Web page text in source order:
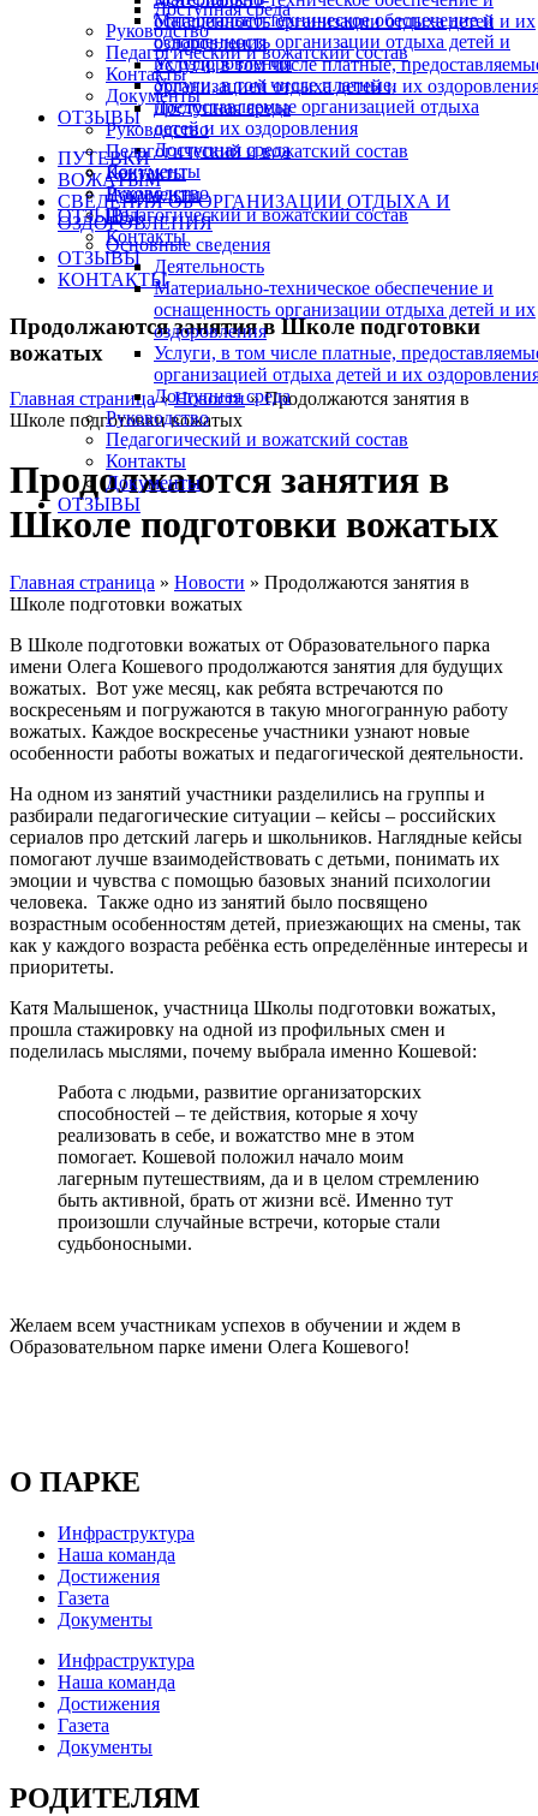
Доступная среда
Руководство
Педагогический и вожатский состав
Контакты
Документы
ОТЗЫВЫ
ПУТЕВКИ
ВОЖАТЫМ
СВЕДЕНИЯ ОБ ОРГАНИЗАЦИИ ОТДЫХА И
ОЗДОРОВЛЕНИЯ
Основные сведения
Деятельность
Материально-техническое обеспечение и
оснащенность организации отдыха детей и их
оздоровления
Услуги, в том числе платные,
организацией отдыха детей и их
Доступная среда
Руководство
Педагогический и вожатский состав
Контакты
Документы
ОТЗЫВЫ
оснащенность организации отдыха детей и их
оздоровления
Услуги, в том числе платные,
организацией отдыха детей и их
Доступная среда
Руководство
Педагогический и вожатский состав
Контакты
Документы
ОТЗЫВЫ
Материально-техническое обеспечение и
оснащенность организации отдыха детей и
их оздоровления
Услуги, в том числе платные,
предоставляемые организацией отдыха
детей и их оздоровления
Доступная среда
Документы
Руководство
Педагогический и вожатский состав
Контакты
ОТЗЫВЫ
КОНТАКТЫ
Продолжаются занятия в Школе подготовки
вожатых
Главная страница»Новости»Продолжаются занятия в
Школе подготовки вожатых
Продолжаются занятия в
Школе подготовки вожатых
Главная страница » Новости » Продолжаются занятия в
Школе подготовки вожатых
В Школе подготовки вожатых от Образовательного парка
имени Олега Кошевого продолжаются занятия для будущих
вожатых. Вот уже месяц, как ребята встречаются по
воскресеньям и погружаются в такую многогранную работу
вожатых. Каждое воскресенье участники узнают новые
особенности работы вожатых и педагогической деятельности.
На одном из занятий участники разделились на группы и
разбирали педагогические ситуации – кейсы – российских
сериалов про детский лагерь и школьников. Наглядные кейсы
помогают лучше взаимодействовать с детьми, понимать их
эмоции и чувства с помощью базовых знаний психологии
человека. Также одно из занятий было посвящено
возрастным особенностям детей, приезжающих на смены, так
как у каждого возраста ребёнка есть определённые интересы и
приоритеты.
Катя Малышенок, участница Школы подготовки вожатых,
прошла стажировку на одной из профильных смен и
поделилась мыслями, почему выбрала именно Кошевой:
Работа с людьми, развитие организаторских
способностей – те действия, которые я хочу
реализовать в себе, и вожатство мне в этом
помогает. Кошевой положил начало моим
лагерным путешествиям, да и в целом стремлению
быть активной, брать от жизни всё. Именно тут
произошли случайные встречи, которые стали
судьбоносными.
Желаем всем участникам успехов в обучении и ждем в
Образовательном парке имени Олега Кошевого!
О ПАРКЕ
Инфраструктура
Наша команда
Достижения
Газета
Документы
Инфраструктура
Наша команда
Достижения
Газета
Документы
РОДИТЕЛЯМ